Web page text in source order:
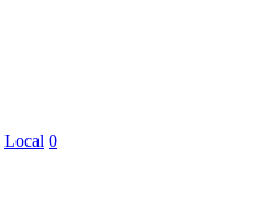
Local 0